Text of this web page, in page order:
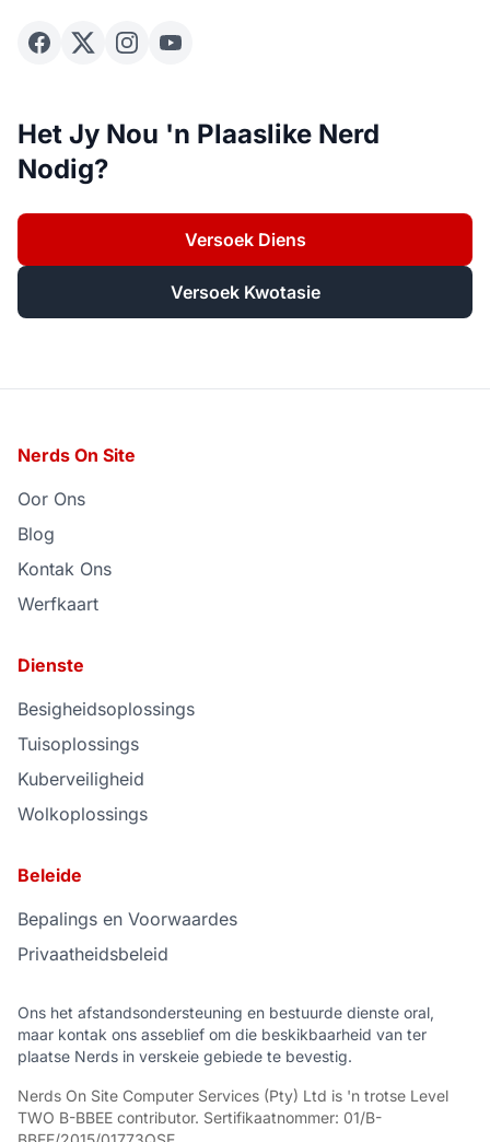
Het Jy Nou 'n Plaaslike Nerd
Nodig?
Versoek Diens
Versoek Kwotasie
Nerds On Site
Oor Ons
Blog
Kontak Ons
Werfkaart
Dienste
Besigheidsoplossings
Tuisoplossings
Kuberveiligheid
Wolkoplossings
Beleide
Bepalings en Voorwaardes
Privaatheidsbeleid
Ons het afstandsondersteuning en bestuurde dienste oral,
maar kontak ons asseblief om die beskikbaarheid van ter
plaatse Nerds in verskeie gebiede te bevestig.
Nerds On Site Computer Services (Pty) Ltd is 'n trotse Level
TWO B-BBEE contributor. Sertifikaatnommer: 01/B-